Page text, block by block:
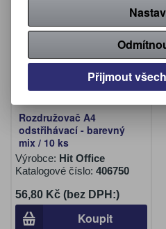
Rozdružovač A4
odstřihávací - barevný
mix / 10 ks
Výrobce: Hit Office
Katalogové číslo: 406750
56,80 Kč (bez DPH:)
Koupit
Přijmout